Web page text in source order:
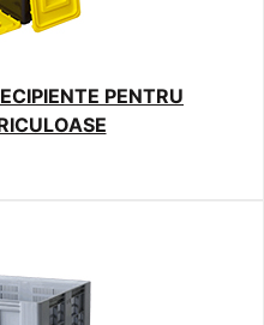
PENTRU